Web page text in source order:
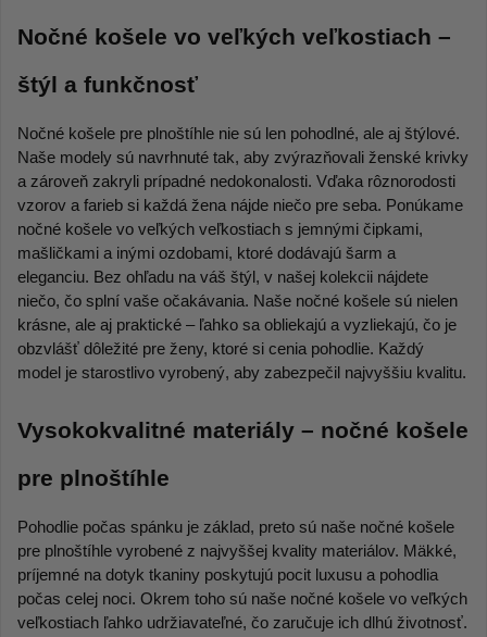
Nočné košele vo veľkých veľkostiach –
štýl a funkčnosť
Nočné košele pre plnoštíhle nie sú len pohodlné, ale aj štýlové.
Naše modely sú navrhnuté tak, aby zvýrazňovali ženské krivky
a zároveň zakryli prípadné nedokonalosti. Vďaka rôznorodosti
vzorov a farieb si každá žena nájde niečo pre seba. Ponúkame
nočné košele vo veľkých veľkostiach s jemnými čipkami,
mašličkami a inými ozdobami, ktoré dodávajú šarm a
eleganciu. Bez ohľadu na váš štýl, v našej kolekcii nájdete
niečo, čo splní vaše očakávania. Naše nočné košele sú nielen
krásne, ale aj praktické – ľahko sa obliekajú a vyzliekajú, čo je
obzvlášť dôležité pre ženy, ktoré si cenia pohodlie. Každý
Vysokokvalitné materiály – nočné košele
pre plnoštíhle
Pohodlie počas spánku je základ, preto sú naše nočné košele
pre plnoštíhle vyrobené z najvyššej kvality materiálov. Mäkké,
príjemné na dotyk tkaniny poskytujú pocit luxusu a pohodlia
počas celej noci. Okrem toho sú naše nočné košele vo veľkých
veľkostiach ľahko udržiavateľné, čo zaručuje ich dlhú životnosť.